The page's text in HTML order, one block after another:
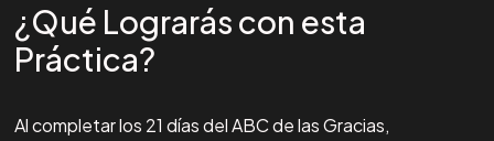
¿Qué Lograrás con esta
Práctica?
Al completar los 21 días del ABC de las Gracias,